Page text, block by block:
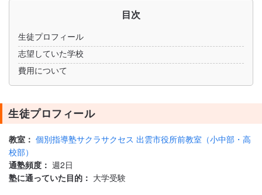
目次
生徒プロフィール
志望していた学校
費用について
生徒プロフィール
教室： 個別指導塾サクラサクセス 出雲市役所前教室（小中部・高
校部）
通塾頻度： 週2日
塾に通っていた目的： 大学受験